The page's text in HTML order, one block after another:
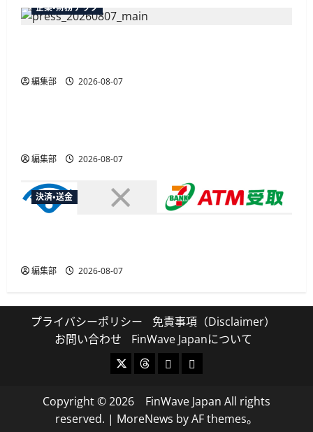
企業・財務テック
編集部 2026-08-07
広告
編集部 2026-08-07
決済・送金
編集部 2026-08-07
プライバシーポリシー
免責事項（Disclaimer）
お問い合わせ
FinWave Japanについて
X ThreadsBlueskyMastodon
Copyright © 2026 FinWave Japan All rights
reserved. | MoreNews by AF themes。